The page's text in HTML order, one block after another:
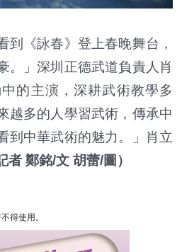
《詠春》登上春晚舞台，
。」深圳正德武道負責人肖
的主演，深耕武術教學多
越多的人學習武術，傳承中
到中華武術的魅力。」肖立
者 鄭銘/文 胡蕾/圖）
得使用。